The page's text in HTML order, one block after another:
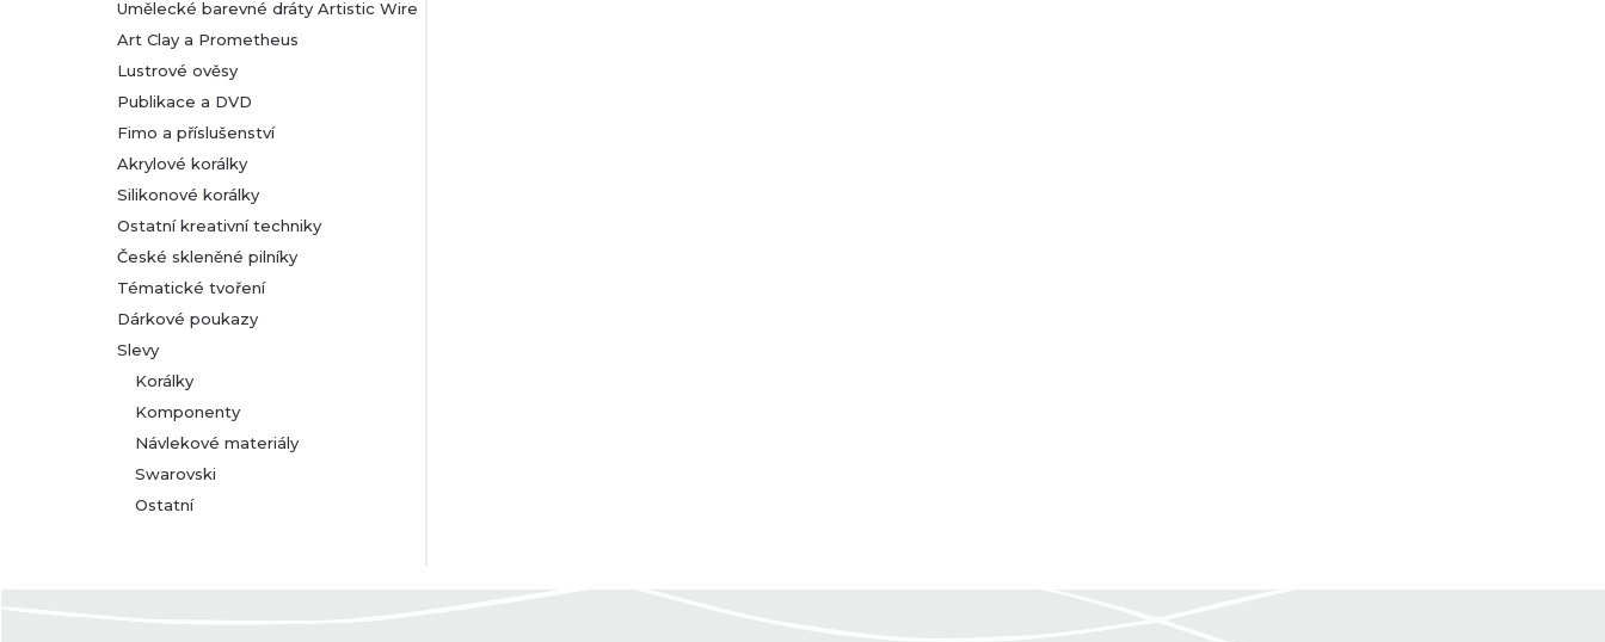
Umělecké barevné dráty Artistic Wire
Art Clay a Prometheus
Lustrové ověsy
Publikace a DVD
Fimo a příslušenství
Akrylové korálky
Silikonové korálky
Ostatní kreativní techniky
České skleněné pilníky
Tématické tvoření
Dárkové poukazy
Slevy
Korálky
Komponenty
Návlekové materiály
Swarovski
Ostatní